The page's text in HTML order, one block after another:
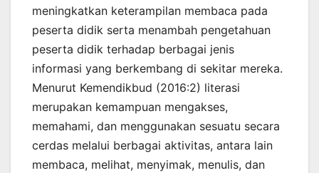
meningkatkan keterampilan membaca pada
peserta didik serta menambah pengetahuan
peserta didik terhadap berbagai jenis
informasi yang berkembang di sekitar mereka.
Menurut Kemendikbud (2016:2) literasi
merupakan kemampuan mengakses,
memahami, dan menggunakan sesuatu secara
cerdas melalui berbagai aktivitas, antara lain
membaca, melihat, menyimak, menulis, dan